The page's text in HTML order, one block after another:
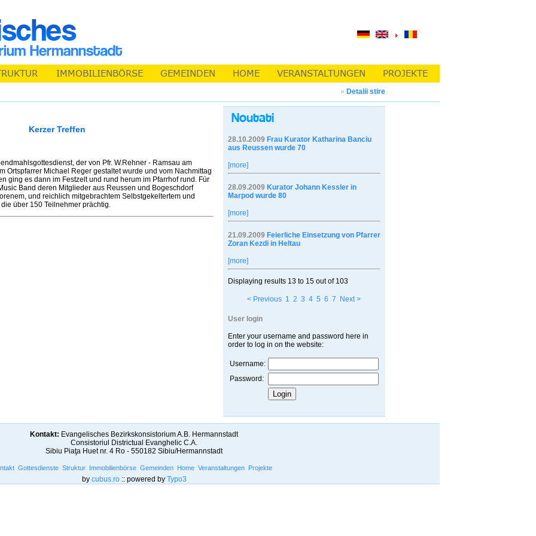
» Detalii stire
Kerzer Treffen
der von Pfr. W.Rehner - Ramsau am
Ortspfarrer Michael Reger gestaltet wurde und vom Nachmittag
ging es dann im Festzelt und rund herum im Pfarrhof rund. Für
Band deren Mitglieder aus Reussen und Bogeschdorf
und reichlich mitgebrachtem Selbstgekeltertem und
über 150 Teilnehmer prächtig.
28.10.2009 Frau Kurator Katharina Banciu
aus Reussen wurde 70
[more]
28.09.2009 Kurator Johann Kessler in
Marpod wurde 80
[more]
21.09.2009 Feierliche Einsetzung von Pfarrer
Zoran Kezdi in Heltau
[more]
Displaying results 13 to 15out of 103
< Previous 1 2 3 4 5 6 7 Next >
User login
Enter your username and password here in
order to log in on the website:
Username:
Password:
Kontakt: Evangelisches Bezirkskonsistorium A.B. Hermannstadt
Consistoriul Districtual Evanghelic C.A.
Sibiu Piaţa Huet nr. 4 Ro - 550182 Sibiu/Hermannstadt
Gottesdienste Struktur Immobilienbörse Gemeinden Home Veranstaltungen Projekte
by cubus.ro:: powered by Typo3